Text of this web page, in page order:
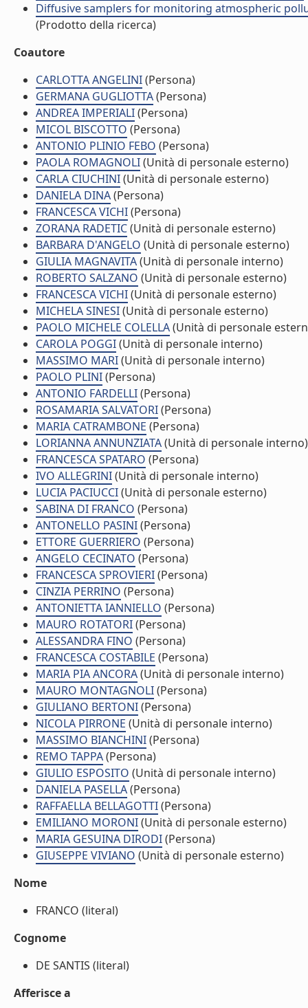
Diffusive samplers for monitoring atmospheric
(Prodotto della ricerca)
Coautore
CARLOTTA ANGELINI(Persona)
GERMANA GUGLIOTTA(Persona)
ANDREA IMPERIALI(Persona)
MICOL BISCOTTO (Persona)
ANTONIO PLINIO FEBO (Persona)
PAOLA ROMAGNOLI(Unità di personale esterno)
CARLA CIUCHINI(Unità di personale esterno)
DANIELA DINA(Persona)
FRANCESCA VICHI(Persona)
ZORANA RADETIC(Unità di personale esterno)
BARBARA D'ANGELO (Unità di personale esterno)
GIULIA MAGNAVITA(Unità di personale interno)
ROBERTO SALZANO (Unità di personale esterno)
FRANCESCA VICHI(Unità di personale esterno)
MICHELA SINESI(Unità di personale esterno)
PAOLO MICHELE COLELLA(Unità di personale
CAROLA POGGI(Unità di personale interno)
MASSIMO MARI(Unità di personale interno)
PAOLO PLINI(Persona)
ANTONIO FARDELLI(Persona)
ROSAMARIA SALVATORI(Persona)
MARIA CATRAMBONE (Persona)
LORIANNA ANNUNZIATA(Unità di personale interno)
FRANCESCA SPATARO (Persona)
IVO ALLEGRINI(Unità di personale interno)
LUCIA PACIUCCI(Unità di personale esterno)
SABINA DI FRANCO (Persona)
ANTONELLO PASINI(Persona)
ETTORE GUERRIERO (Persona)
ANGELO CECINATO (Persona)
FRANCESCA SPROVIERI(Persona)
CINZIA PERRINO (Persona)
ANTONIETTA IANNIELLO (Persona)
MAURO ROTATORI(Persona)
ALESSANDRA FINO (Persona)
FRANCESCA COSTABILE (Persona)
MARIA PIA ANCORA(Unità di personale interno)
MAURO MONTAGNOLI(Persona)
GIULIANO BERTONI(Persona)
NICOLA PIRRONE (Unità di personale interno)
MASSIMO BIANCHINI(Persona)
REMO TAPPA(Persona)
GIULIO ESPOSITO (Unità di personale interno)
DANIELA PASELLA(Persona)
RAFFAELLA BELLAGOTTI(Persona)
EMILIANO MORONI(Unità di personale esterno)
MARIA GESUINA DIRODI(Persona)
GIUSEPPE VIVIANO (Unità di personale esterno)
Nome
FRANCO (literal)
Cognome
DE SANTIS (literal)
Afferisce a